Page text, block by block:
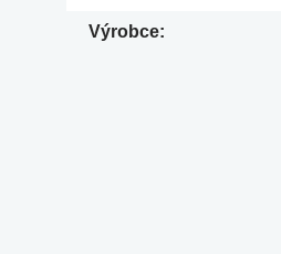
Výrobce: